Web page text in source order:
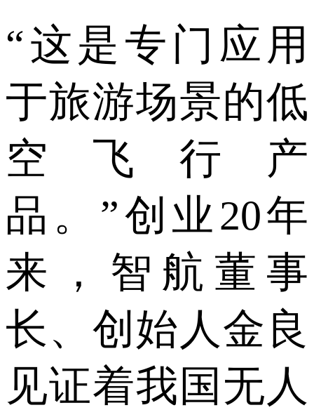
“这是专门应用
于旅游场景的低
空飞行产
品。”创业20年
来，智航董事
长、创始人金良
见证着我国无人